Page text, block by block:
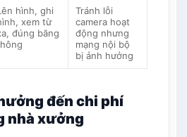
hình, ghi
xem từ
đúng băng
Tránh lỗi
camera hoạt
động nhưng
mạng nội bộ
bị ảnh hưởng
đến chi phí
nhà xưởng